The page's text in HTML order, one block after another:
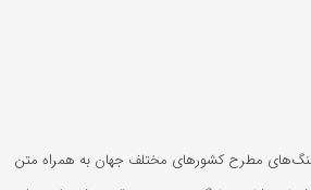
مطرح کشورهای مختلف جهان به همراه متن